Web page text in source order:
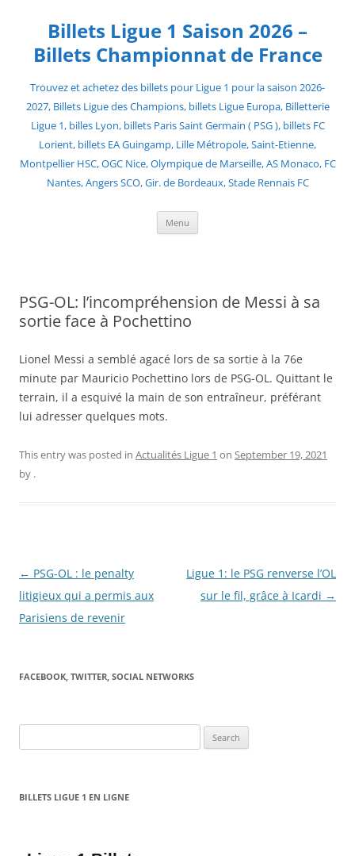
contentBillets Ligue 1 Saison 2026 –
Billets Championnat de France
Trouvez et achetez des billets pour Ligue 1 pour la saison 2026-
2027, Billets Ligue des Champions, billets Ligue Europa, Billetterie
Ligue 1, billes Lyon, billets Paris Saint Germain ( PSG ), billets FC
Lorient, billets EA Guingamp, Lille Métropole, Saint-Etienne,
Montpellier HSC, OGC Nice, Olympique de Marseille, AS Monaco, FC
Nantes, Angers SCO, Gir. de Bordeaux, Stade Rennais FC
Menu
PSG-OL: l’incompréhension de Messi à sa
sortie face à Pochettino
Lionel Messi a semblé agacé lors de sa sortie à la 76e
minute par Mauricio Pochettino lors de PSG-OL. Quittant le
terrain, il a esquivé la main de son entraîneur, préférant
lui adresser quelques mots.
This entry was posted in Actualités Ligue 1 on September 19, 2021
by .
Post
navigation
← PSG-OL : le penalty
litigieux qui a permis aux
Parisiens de revenir
Ligue 1: le PSG renverse l’OL
sur le fil, grâce à Icardi →
FACEBOOK, TWITTER, SOCIAL NETWORKS
for:
BILLETS LIGUE 1 EN LIGNE